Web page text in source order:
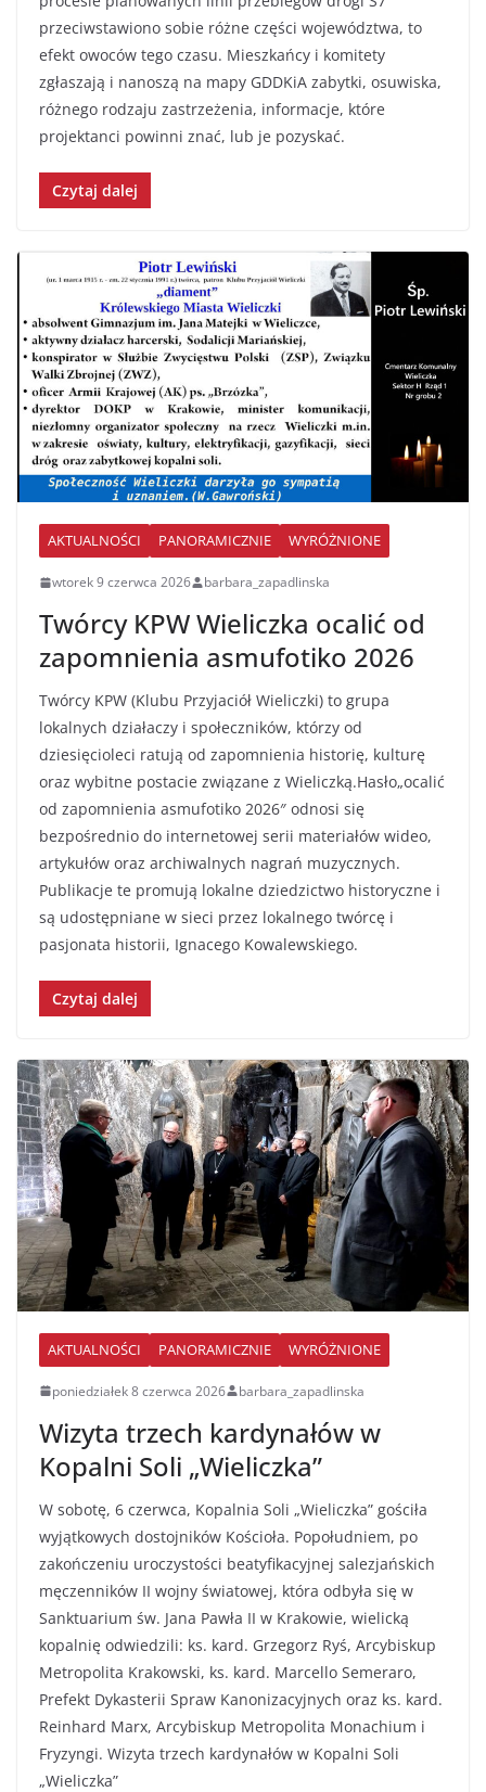
przeciwstawiono sobie różne części województwa, to
efekt owoców tego czasu. Mieszkańcy i komitety
zgłaszają i nanoszą na mapy GDDKiA zabytki, osuwiska,
różnego rodzaju zastrzeżenia, informacje, które
projektanci powinni znać, lub je pozyskać.
Czytaj dalej
AKTUALNOŚCI PANORAMICZNIE WYRÓŻNIONE
wtorek 9 czerwca 2026 barbara_zapadlinska
Twórcy KPW Wieliczka ocalić od
zapomnienia asmufotiko 2026
Twórcy KPW (Klubu Przyjaciół Wieliczki) to grupa
lokalnych działaczy i społeczników, którzy od
dziesięcioleci ratują od zapomnienia historię, kulturę
oraz wybitne postacie związane z Wieliczką.Hasło„ocalić
od zapomnienia asmufotiko 2026″ odnosi się
bezpośrednio do internetowej serii materiałów wideo,
artykułów oraz archiwalnych nagrań muzycznych.
Publikacje te promują lokalne dziedzictwo historyczne i
są udostępniane w sieci przez lokalnego twórcę i
pasjonata historii, Ignacego Kowalewskiego.
Czytaj dalej
AKTUALNOŚCI PANORAMICZNIE WYRÓŻNIONE
poniedziałek 8 czerwca 2026 barbara_zapadlinska
Wizyta trzech kardynałów w
Kopalni Soli „Wieliczka”
W sobotę, 6 czerwca, Kopalnia Soli „Wieliczka” gościła
wyjątkowych dostojników Kościoła. Popołudniem, po
zakończeniu uroczystości beatyfikacyjnej salezjańskich
męczenników II wojny światowej, która odbyła się w
Sanktuarium św. Jana Pawła II w Krakowie, wielicką
kopalnię odwiedzili: ks. kard. Grzegorz Ryś, Arcybiskup
Metropolita Krakowski, ks. kard. Marcello Semeraro,
Prefekt Dykasterii Spraw Kanonizacyjnych oraz ks. kard.
Reinhard Marx, Arcybiskup Metropolita Monachium i
Fryzyngi. Wizyta trzech kardynałów w Kopalni Soli
„Wieliczka”